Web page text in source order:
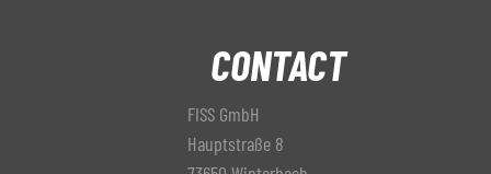
CONTACT
FISS GmbH
Hauptstraße 8